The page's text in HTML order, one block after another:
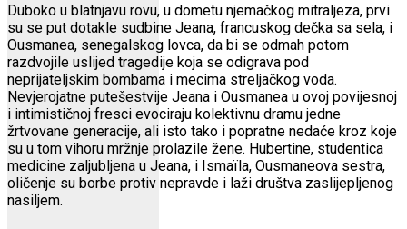
Duboko u blatnjavu rovu, u dometu njemačkog mitraljeza, prvi
su se put dotakle sudbine Jeana, francuskog dečka sa sela, i
Ousmanea, senegalskog lovca, da bi se odmah potom
razdvojile uslijed tragedije koja se odigrava pod
neprijateljskim bombama i mecima streljačkog voda.
Nevjerojatne putešestvije Jeana i Ousmanea u ovoj povijesnoj
i intimističnoj fresci evociraju kolektivnu dramu jedne
žrtvovane generacije, ali isto tako i popratne nedaće kroz koje
su u tom vihoru mržnje prolazile žene. Hubertine, studentica
medicine zaljubljena u Jeana, i Ismaïla, Ousmaneova sestra,
oličenje su borbe protiv nepravde i laži društva zaslijepljenog
nasiljem.